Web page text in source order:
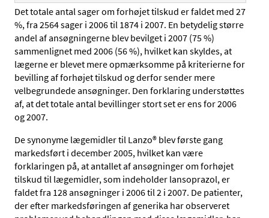
Det totale antal sager om forhøjet tilskud er faldet med 27
%, fra 2564 sager i 2006 til 1874 i 2007. En betydelig større
andel af ansøgningerne blev bevilget i 2007 (75 %)
sammenlignet med 2006 (56 %), hvilket kan skyldes, at
lægerne er blevet mere opmærksomme på kriterierne for
bevilling af forhøjet tilskud og derfor sender mere
velbegrundede ansøgninger. Den forklaring understøttes
af, at det totale antal bevillinger stort set er ens for 2006
og 2007.
De synonyme lægemidler til Lanzo® blev første gang
markedsført i december 2005, hvilket kan være
forklaringen på, at antallet af ansøgninger om forhøjet
tilskud til lægemidler, som indeholder lansoprazol, er
faldet fra 128 ansøgninger i 2006 til 2 i 2007. De patienter,
der efter markedsføringen af generika har observeret